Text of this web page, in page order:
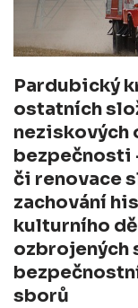
Pardubický
ostatních
neziskových
bezpečnosti
či renovace
zachování
kulturního
ozbrojených
sborů